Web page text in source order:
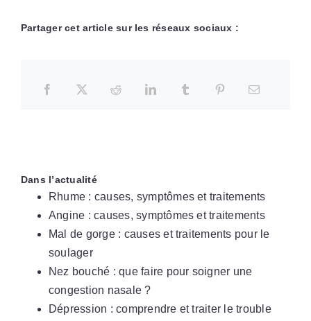
Partager cet article sur les réseaux sociaux :
Dans l’actualité
Rhume : causes, symptômes et traitements
Angine : causes, symptômes et traitements
Mal de gorge : causes et traitements pour le
soulager
Nez bouché : que faire pour soigner une
congestion nasale ?
Dépression : comprendre et traiter le trouble